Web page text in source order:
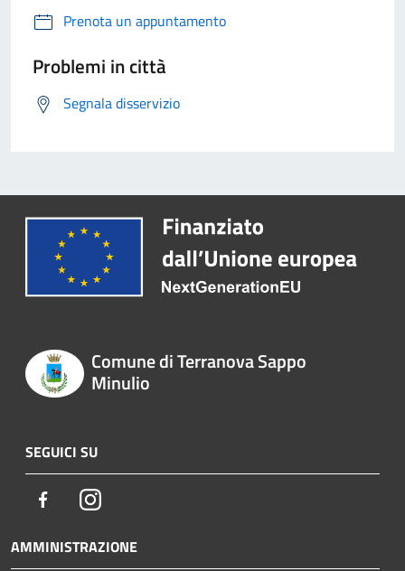
Prenota un appuntamento
Problemi in città
Segnala disservizio
Comune di Terranova Sappo
Minulio
SEGUICI SU
FacebookInstagram
AMMINISTRAZIONE